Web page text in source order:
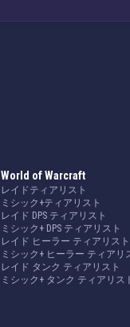
World of Warcraft
レイドティアリスト
ミシック+ティアリスト
レイド DPS ティアリスト
ミシック+ DPS ティアリスト
レイド ヒーラー ティアリスト
ミシック+ ヒーラー ティアリ
レイド タンク ティアリスト
ミシック+ タンク ティアリス